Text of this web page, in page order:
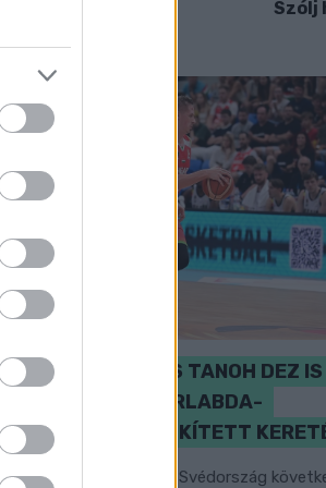
Szólj
PERL, VÁRADI ÉS TANOH DEZ
VAN A FÉRFI KOSÁRLABDA-
SZŰKÍTETT
Szlovénia és Svédország